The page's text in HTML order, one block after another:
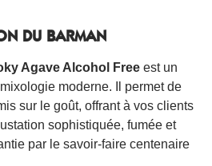
DU BARMAN
Agave Alcohol Free est un
moderne. Il permet de
sur le goût, offrant à vos clients
sophistiquée, fumée et
par le savoir-faire centenaire